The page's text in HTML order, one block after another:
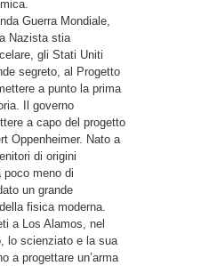
Guerra Mondiale,
Nazista stia
gli Stati Uniti
segreto, al Progetto
a punto la prima
Il governo
a capo del progetto
Oppenheimer. Nato a
di origini
poco meno di
un grande
fisica moderna.
a Los Alamos, nel
lo scienziato e la sua
a progettare un’arma